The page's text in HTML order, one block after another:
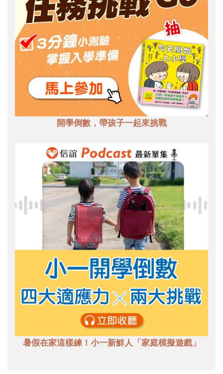
開學倒數，帶孩子一起來挑戰
暑假在家這樣練！小一新鮮人「家庭模擬遊戲」